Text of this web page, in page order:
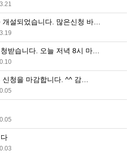
설되었습니다. 많은신청 바…
받습니다. 오늘 저녁 8시 마…
청을 마감합니다. ^^ 감…